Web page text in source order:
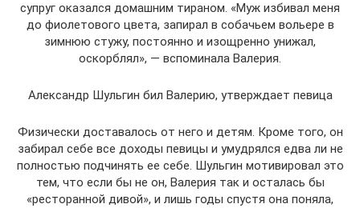
супруг оказался домашним тираном. «Муж избивал меня
до фиолетового цвета, запирал в собачьем вольере в
зимнюю стужу, постоянно и изощренно унижал,
оскорблял», — вспоминала Валерия.
Александр Шульгин бил Валерию, утверждает певица
Физически доставалось от него и детям. Кроме того, он
забирал себе все доходы певицы и умудрялся едва ли не
полностью подчинять ее себе. Шульгин мотивировал это
тем, что если бы не он, Валерия так и осталась бы
«ресторанной дивой», и лишь годы спустя она поняла,